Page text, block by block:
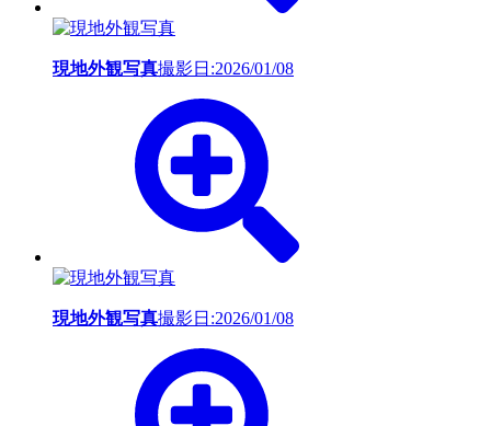
現地外観写真撮影日:2026/01/08
現地外観写真撮影日:2026/01/08